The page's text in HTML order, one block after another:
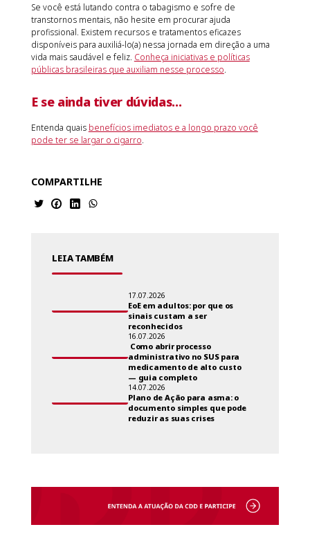
Se você está lutando contra o tabagismo e sofre de
transtornos mentais, não hesite em procurar ajuda
profissional. Existem recursos e tratamentos eficazes
disponíveis para auxiliá-lo(a) nessa jornada em direção a uma
vida mais saudável e feliz. Conheça iniciativas e políticas
públicas brasileiras que auxiliam nesse processo.
E se ainda tiver dúvidas…
Entenda quais benefícios imediatos e a longo prazo você
pode ter se largar o cigarro.
COMPARTILHE
LEIA TAMBÉM
17.07.2026
EoE em adultos: por que os
sinais custam a ser
reconhecidos
16.07.2026
Como abrir processo
administrativo no SUS para
medicamento de alto custo
— guia completo
14.07.2026
Plano de Ação para asma: o
documento simples que pode
reduzir as suas crises